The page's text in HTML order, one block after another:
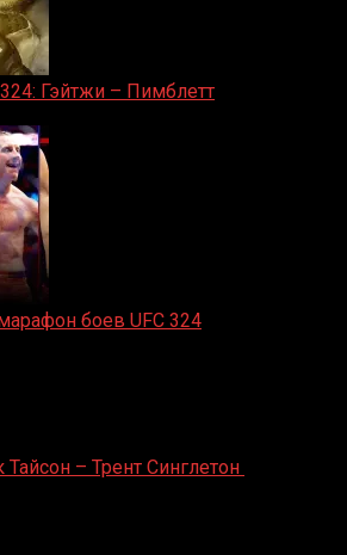
Гэйтжи – Пимблетт
боев UFC 324
Тайсон – Трент Синглетон